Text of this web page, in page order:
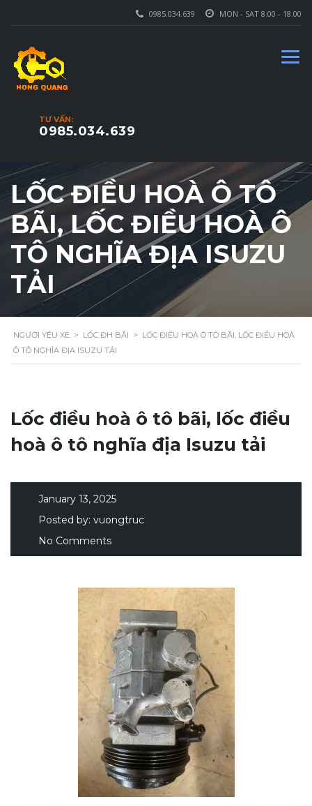
MON - SAT 8.00 - 18.00
0985.034.639
TƯ VẤN:
0985.034.639
LỐC ĐIỀU HOÀ Ô TÔ
BÃI, LỐC ĐIỀU HOÀ Ô
TÔ NGHĨA ĐỊA ISUZU
TẢI
NGƯỜI YÊU XE > LỐC ĐH BÃI > LỐC ĐIỀU HOÀ Ô TÔ BÃI, LỐC ĐIỀU HOÀ
Ô TÔ NGHĨA ĐỊA ISUZU TẢI
Lốc điều hoà ô tô bãi, lốc điều
hoà ô tô nghĩa địa Isuzu tải
January 13, 2025
Posted by: vuongtruc
No Comments